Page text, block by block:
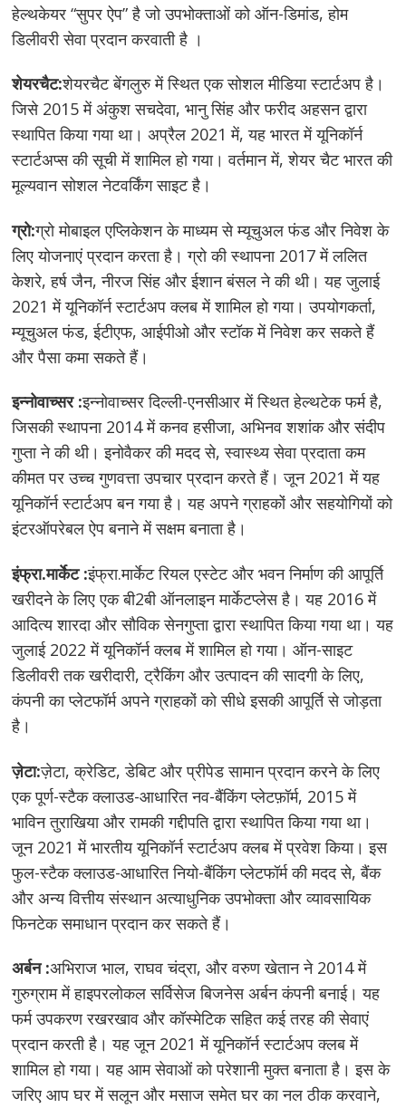
हेल्थकेयर “सुपर ऐप” है जो उपभोक्ताओं को ऑन-डिमांड, होम
डिलीवरी सेवा प्रदान करवाती है ।
शेयरचैट:शेयरचैट बेंगलुरु में स्थित एक सोशल मीडिया स्टार्टअप है।
जिसे 2015 में अंकुश सचदेवा, भानु सिंह और फरीद अहसन द्वारा
स्थापित किया गया था। अप्रैल 2021 में, यह भारत में यूनिकॉर्न
स्टार्टअप्स की सूची में शामिल हो गया। वर्तमान में, शेयर चैट भारत की
मूल्यवान सोशल नेटवर्किंग साइट है।
ग्रो:ग्रो मोबाइल एप्लिकेशन के माध्यम से म्यूचुअल फंड और निवेश के
लिए योजनाएं प्रदान करता है। ग्रो की स्थापना 2017 में ललित
केशरे, हर्ष जैन, नीरज सिंह और ईशान बंसल ने की थी। यह जुलाई
2021 में यूनिकॉर्न स्टार्टअप क्लब में शामिल हो गया। उपयोगकर्ता,
म्यूचुअल फंड, ईटीएफ, आईपीओ और स्टॉक में निवेश कर सकते हैं
और पैसा कमा सकते हैं।
इन्नोवाच्सर :इन्नोवाच्सर दिल्ली-एनसीआर में स्थित हेल्थटेक फर्म है,
जिसकी स्थापना 2014 में कनव हसीजा, अभिनव शशांक और संदीप
गुप्ता ने की थी। इनोवैकर की मदद से, स्वास्थ्य सेवा प्रदाता कम
कीमत पर उच्च गुणवत्ता उपचार प्रदान करते हैं। जून 2021 में यह
यूनिकॉर्न स्टार्टअप बन गया है। यह अपने ग्राहकों और सहयोगियों को
इंटरऑपरेबल ऐप बनाने में सक्षम बनाता है।
इंफ्रा.मार्केट :इंफ्रा.मार्केट रियल एस्टेट और भवन निर्माण की आपूर्ति
खरीदने के लिए एक बी2बी ऑनलाइन मार्केटप्लेस है। यह 2016 में
आदित्य शारदा और सौविक सेनगुप्ता द्वारा स्थापित किया गया था। यह
जुलाई 2022 में यूनिकॉर्न क्लब में शामिल हो गया। ऑन-साइट
डिलीवरी तक खरीदारी, ट्रैकिंग और उत्पादन की सादगी के लिए,
कंपनी का प्लेटफॉर्म अपने ग्राहकों को सीधे इसकी आपूर्ति से जोड़ता
है।
ज़ेटा:ज़ेटा, क्रेडिट, डेबिट और प्रीपेड सामान प्रदान करने के लिए
एक पूर्ण-स्टैक क्लाउड-आधारित नव-बैंकिंग प्लेटफ़ॉर्म, 2015 में
भाविन तुराखिया और रामकी गद्दीपति द्वारा स्थापित किया गया था।
जून 2021 में भारतीय यूनिकॉर्न स्टार्टअप क्लब में प्रवेश किया। इस
फुल-स्टैक क्लाउड-आधारित नियो-बैंकिंग प्लेटफॉर्म की मदद से, बैंक
और अन्य वित्तीय संस्थान अत्याधुनिक उपभोक्ता और व्यावसायिक
फिनटेक समाधान प्रदान कर सकते हैं।
अर्बन :अभिराज भाल, राघव चंद्रा, और वरुण खेतान ने 2014 में
गुरुग्राम में हाइपरलोकल सर्विसेज बिजनेस अर्बन कंपनी बनाई। यह
फर्म उपकरण रखरखाव और कॉस्मेटिक सहित कई तरह की सेवाएं
प्रदान करती है। यह जून 2021 में यूनिकॉर्न स्टार्टअप क्लब में
शामिल हो गया। यह आम सेवाओं को परेशानी मुक्त बनाता है। इस के
जरिए आप घर में सलून और मसाज समेत घर का नल ठीक करवाने,